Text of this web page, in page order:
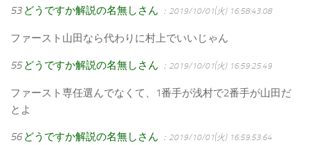
53 どうですか解説の名無しさん ：2019/10/01(火) 16:58:43.08
ファースト山田なら代わりに村上でいいじゃん
55 どうですか解説の名無しさん ：2019/10/01(火) 16:59:25.49
ファースト専任選んでなくて、1番手が浅村で2番手が山田だ
とよ
56 どうですか解説の名無しさん ：2019/10/01(火) 16:59:53.64